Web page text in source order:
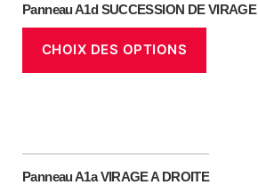
Panneau A1d SUCCESSION DE VIRAGE
CHOIX DES OPTIONS
Panneau A1a VIRAGE A DROITE